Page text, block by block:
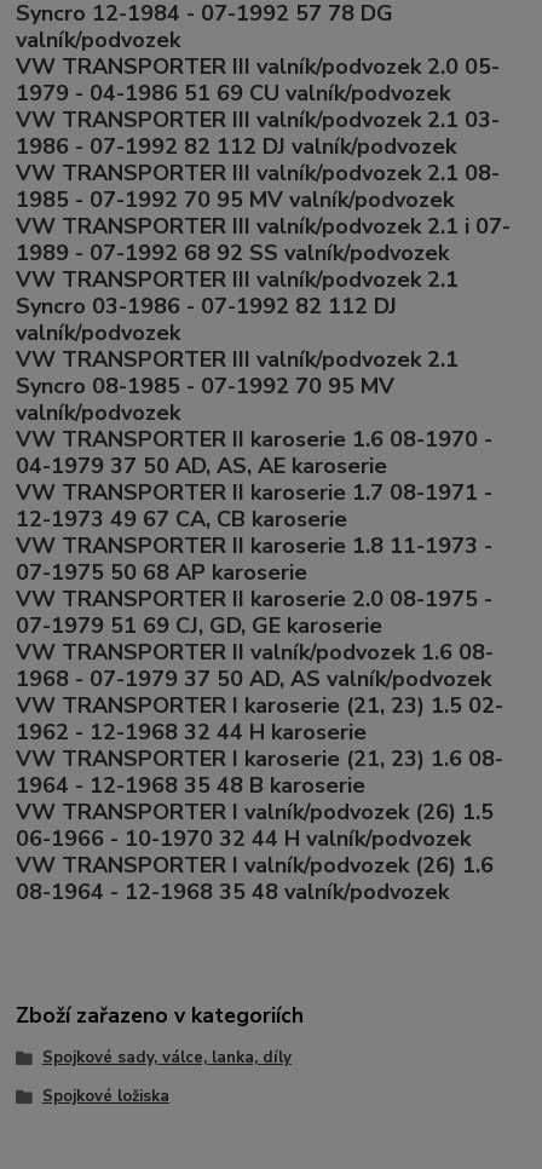
Syncro 12-1984 - 07-1992 57 78 DG
valník/podvozek
VW TRANSPORTER III valník/podvozek 2.0 05-
1979 - 04-1986 51 69 CU valník/podvozek
VW TRANSPORTER III valník/podvozek 2.1 03-
1986 - 07-1992 82 112 DJ valník/podvozek
VW TRANSPORTER III valník/podvozek 2.1 08-
1985 - 07-1992 70 95 MV valník/podvozek
VW TRANSPORTER III valník/podvozek 2.1 i 07-
1989 - 07-1992 68 92 SS valník/podvozek
VW TRANSPORTER III valník/podvozek 2.1
Syncro 03-1986 - 07-1992 82 112 DJ
valník/podvozek
VW TRANSPORTER III valník/podvozek 2.1
Syncro 08-1985 - 07-1992 70 95 MV
valník/podvozek
VW TRANSPORTER II karoserie 1.6 08-1970 -
04-1979 37 50 AD, AS, AE karoserie
VW TRANSPORTER II karoserie 1.7 08-1971 -
12-1973 49 67 CA, CB karoserie
VW TRANSPORTER II karoserie 1.8 11-1973 -
07-1975 50 68 AP karoserie
VW TRANSPORTER II karoserie 2.0 08-1975 -
07-1979 51 69 CJ, GD, GE karoserie
VW TRANSPORTER II valník/podvozek 1.6 08-
1968 - 07-1979 37 50 AD, AS valník/podvozek
VW TRANSPORTER I karoserie (21, 23) 1.5 02-
1962 - 12-1968 32 44 H karoserie
VW TRANSPORTER I karoserie (21, 23) 1.6 08-
1964 - 12-1968 35 48 B karoserie
VW TRANSPORTER I valník/podvozek (26) 1.5
06-1966 - 10-1970 32 44 H valník/podvozek
VW TRANSPORTER I valník/podvozek (26) 1.6
08-1964 - 12-1968 35 48 valník/podvozek
Zboží zařazeno v kategoriích
Spojkové sady, válce, lanka, díly
Spojkové ložiska